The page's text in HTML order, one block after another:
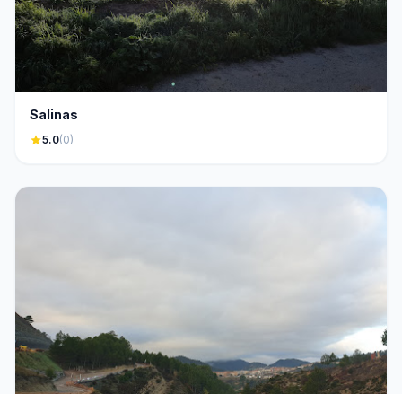
Salinas
star5.0(0)